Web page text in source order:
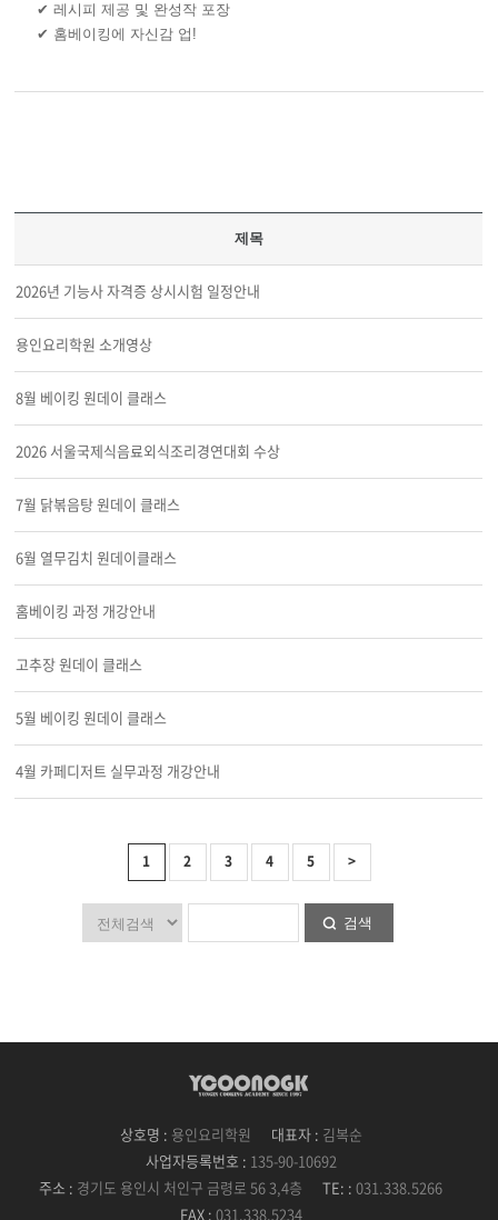
✔ 레시피 제공 및 완성작 포장
✔ 홈베이킹에 자신감 업!
제목
2026년 기능사 자격증 상시시험 일정안내
용인요리학원 소개영상
8월 베이킹 원데이 클래스
2026 서울국제식음료외식조리경연대회 수상
7월 닭볶음탕 원데이 클래스
6월 열무김치 원데이클래스
홈베이킹 과정 개강안내
고추장 원데이 클래스
5월 베이킹 원데이 클래스
4월 카페디저트 실무과정 개강안내
1 2 3 4 5 >
검색
상호명 : 용인요리학원 대표자 : 김복순
사업자등록번호 : 135-90-10692
주소 : 경기도 용인시 처인구 금령로 56 3,4층 TE: : 031.338.5266
FAX : 031.338.5234